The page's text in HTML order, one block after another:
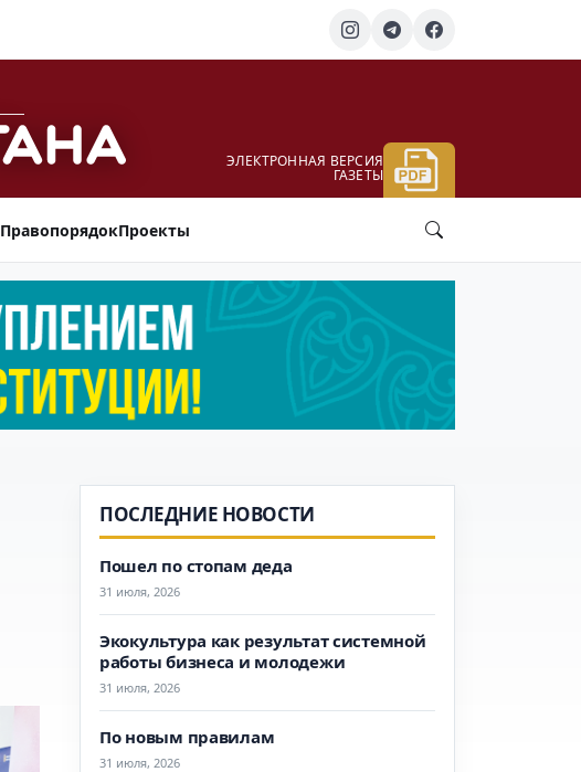
ЭЛЕКТРОННАЯ ВЕРСИЯ
ГАЗЕТЫ
ПравопорядокПроекты
ПОСЛЕДНИЕ НОВОСТИ
Пошел по стопам деда
31 июля, 2026
Экокультура как результат системной
работы бизнеса и молодежи
31 июля, 2026
По новым правилам
31 июля, 2026